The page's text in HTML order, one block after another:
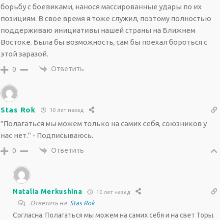
борьбу с боевиками, нанося массированные удары по их
позициям. В свое время я тоже служил, поэтому полностью
поддерживаю инициативы нашей страны на Ближнем
Востоке. Была бы возможность, сам бы поехал бороться с
этой заразой.
0 Ответить
Stas Rok 10 лет назад
"Полагаться мы можем только на самих себя, союзников у
нас нет." - Подписываюсь.
0 Ответить
Natalia Merkushina 10 лет назад
Ответить на Stas Rok
Согласна. Полагаться мы можем на самих себя и на свет Торы.